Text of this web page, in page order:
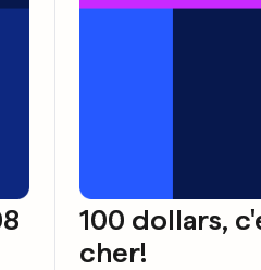
100 dollars,
cher!